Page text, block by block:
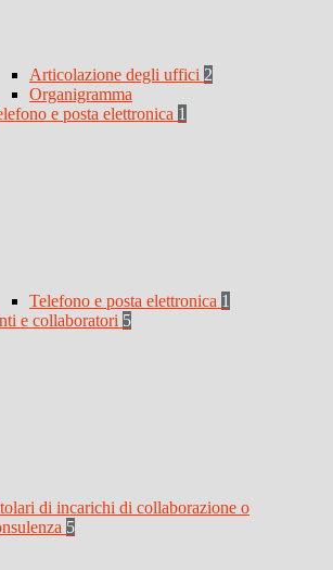
Articolazione degli uffici 2
Organigramma
e posta elettronica 1
Telefono e posta elettronica 1
e collaboratori 5
di incarichi di collaborazione o
5